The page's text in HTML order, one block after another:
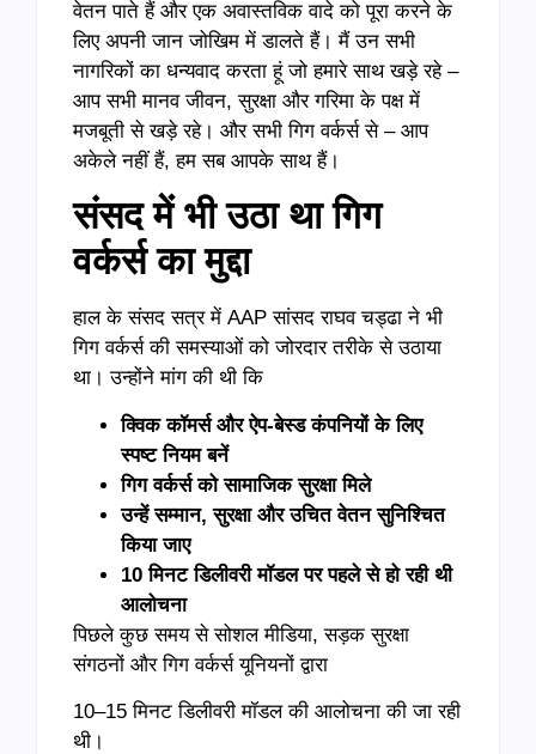
वेतन पाते हैं और एक अवास्तविक वादे को पूरा करने के
लिए अपनी जान जोखिम में डालते हैं। मैं उन सभी
नागरिकों का धन्यवाद करता हूं जो हमारे साथ खड़े रहे –
आप सभी मानव जीवन, सुरक्षा और गरिमा के पक्ष में
मजबूती से खड़े रहे। और सभी गिग वर्कर्स से – आप
अकेले नहीं हैं, हम सब आपके साथ हैं।
संसद में भी उठा था गिग
वर्कर्स का मुद्दा
हाल के संसद सत्र में AAP सांसद राघव चड्ढा ने भी
गिग वर्कर्स की समस्याओं को जोरदार तरीके से उठाया
था। उन्होंने मांग की थी कि
क्विक कॉमर्स और ऐप-बेस्ड कंपनियों के लिए
स्पष्ट नियम बनें
गिग वर्कर्स को सामाजिक सुरक्षा मिले
उन्हें सम्मान,सुरक्षा और उचित वेतन सुनिश्चित
किया जाए
10 मिनट डिलीवरी मॉडल पर पहले से हो रही थी
आलोचना
पिछले कुछ समय से सोशल मीडिया, सड़क सुरक्षा
संगठनों और गिग वर्कर्स यूनियनों द्वारा
10–15 मिनट डिलीवरी मॉडल की आलोचना की जा रही
थी।